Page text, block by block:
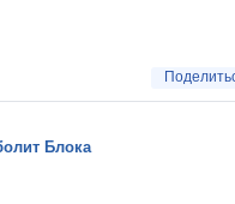
Блока